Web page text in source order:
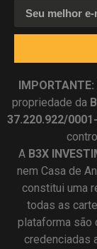
IMPORTANTE:
propriedade da
37.220.922/
A B3X
nem Casa de
constitui uma
todas as
plataforma são
credenciadas